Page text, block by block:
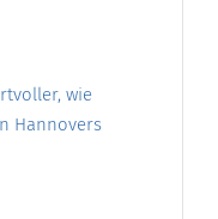
wie
Hannovers